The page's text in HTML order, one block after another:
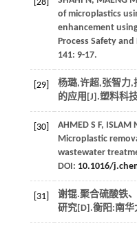
[28]
of microplastics
enhancement
Process Safety
141: 9-17.
[29]
杨璐,许超,张智力,
的应用[J].塑料科技
[30] AHMED S F, ISLAM
Microplastic
wastewater
DOI: 10.1016/
[31]
谢锟.聚合硫酸铁
研究[D].衡阳:南华